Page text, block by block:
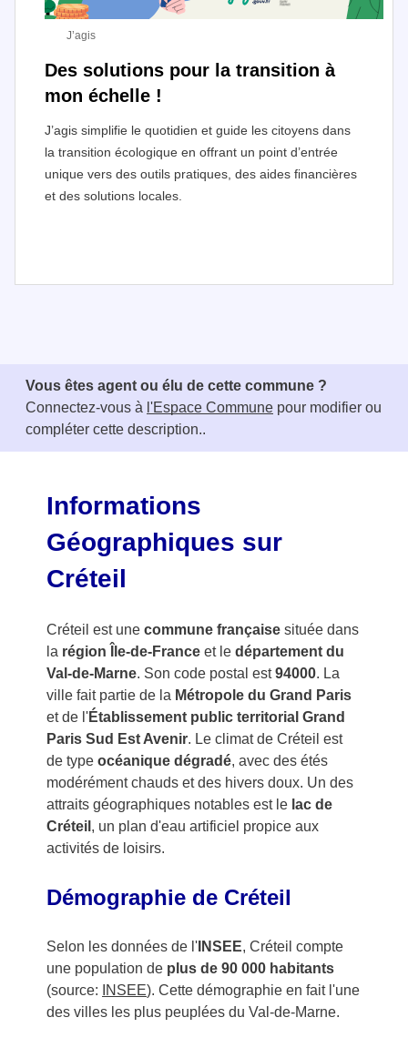
Des solutions pour la transition à
mon échelle !
J’agis simplifie le quotidien et guide les citoyens dans
la transition écologique en offrant un point d’entrée
unique vers des outils pratiques, des aides financières
et des solutions locales.
J’agis
Vous êtes agent ou élu de cette commune ?
Connectez-vous à l'Espace Commune pour modifier ou
compléter cette description..
Informations
Géographiques sur
Créteil
Créteil est une commune françaisesituée dans
la région Île-de-Franceet le département du
Val-de-Marne. Son code postal est94000. La
ville fait partie de la Métropole du Grand Paris
et de l'Établissement public territorial Grand
Paris Sud Est Avenir. Le climat de Créteil est
de type océanique dégradé, avec des étés
modérément chauds et des hivers doux. Un des
attraits géographiques notables est le lac de
Créteil , un plan d'eau artificiel propice aux
activités de loisirs.
Démographie de Créteil
Selon les données de l'INSEE, Créteil compte
une population de plus de 90 000 habitants
(source:
INSEE). Cette démographie en fait l'une
des villes les plus peuplées du Val-de-Marne.